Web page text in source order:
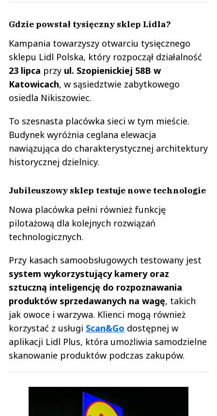
Gdzie powstał tysięczny sklep Lidla?
Kampania towarzyszy otwarciu tysięcznego
sklepu Lidl Polska, który rozpoczął działalność
23 lipca przy ul. Szopienickiej 58B w
Katowicach, w sąsiedztwie zabytkowego
osiedla Nikiszowiec.
To szesnasta placówka sieci w tym mieście.
Budynek wyróżnia ceglana elewacja
nawiązująca do charakterystycznej architektury
historycznej dzielnicy.
Jubileuszowy sklep testuje nowe technologie
Nowa placówka pełni również funkcję
pilotażową dla kolejnych rozwiązań
technologicznych.
Przy kasach samoobsługowych testowany jest
system wykorzystujący kamery oraz
sztuczną inteligencję do rozpoznawania
produktów sprzedawanych na wagę, takich
jak owoce i warzywa. Klienci mogą również
korzystać z usługi Scan&Go dostępnej w
aplikacji Lidl Plus, która umożliwia samodzielne
skanowanie produktów podczas zakupów.